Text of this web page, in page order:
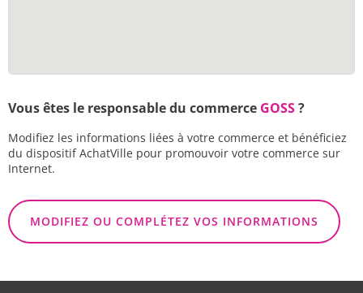
Vous êtes le responsable du commerce GOSS?
Modifiez les informations liées à votre commerce et bénéficiez
du dispositif AchatVille pour promouvoir votre commerce sur
Internet.
MODIFIEZ OU COMPLÉTEZ VOS INFORMATIONS